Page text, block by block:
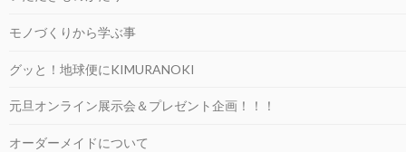
モノづくりから学ぶ事
グッと！地球便にKIMURANOKI
元旦オンライン展示会＆プレゼント企画！！！
オーダーメイドについて